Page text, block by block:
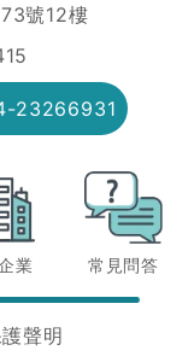
號12樓
23266931
業 常見問答
聲明